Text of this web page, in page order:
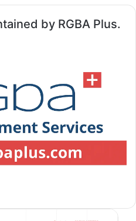
by RGBA Plus.